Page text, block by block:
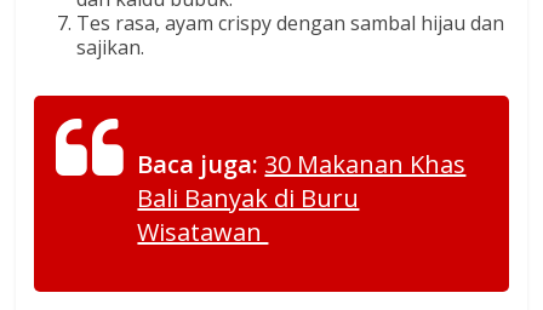
Tes rasa, ayam crispy dengan sambal hijau dan
sajikan.
Baca juga: 30 Makanan Khas
Bali Banyak di Buru
Wisatawan